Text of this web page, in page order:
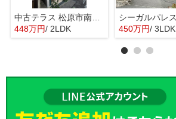
中古テラス 松原市南新町1
448万円/ 2LDK
450万円/ 3LDK